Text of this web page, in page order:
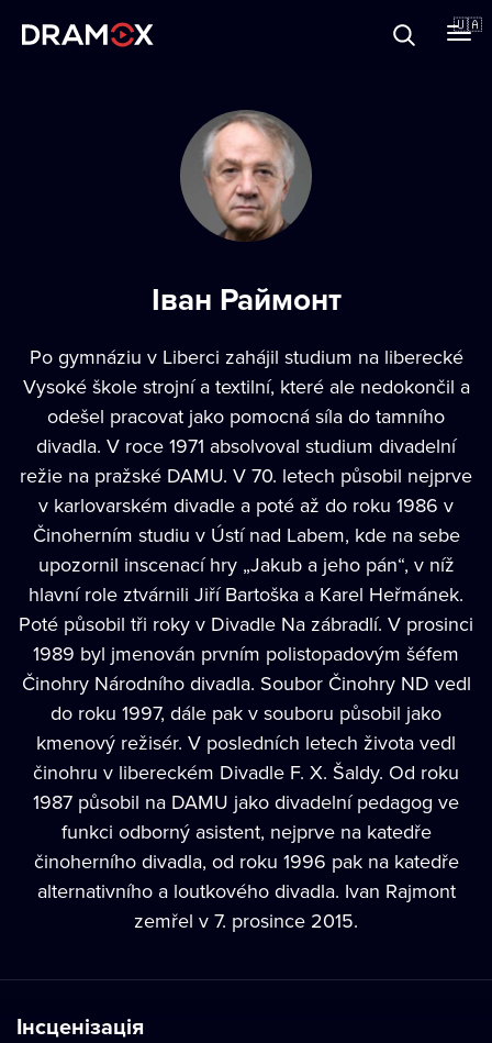
🇺🇦
Зареєструватися
Іван Раймонт
Po gymnáziu v Liberci zahájil studium na liberecké
Vysoké škole strojní a textilní, které ale nedokončil a
odešel pracovat jako pomocná síla do tamního
divadla. V roce 1971 absolvoval studium divadelní
režie na pražské DAMU. V 70. letech působil nejprve
v karlovarském divadle a poté až do roku 1986 v
Činoherním studiu v Ústí nad Labem, kde na sebe
upozornil inscenací hry „Jakub a jeho pán“, v níž
hlavní role ztvárnili Jiří Bartoška a Karel Heřmánek.
Poté působil tři roky v Divadle Na zábradlí. V prosinci
1989 byl jmenován prvním polistopadovým šéfem
Činohry Národního divadla. Soubor Činohry ND vedl
do roku 1997, dále pak v souboru působil jako
kmenový režisér. V posledních letech života vedl
činohru v libereckém Divadle F. X. Šaldy. Od roku
1987 působil na DAMU jako divadelní pedagog ve
funkci odborný asistent, nejprve na katedře
činoherního divadla, od roku 1996 pak na katedře
alternativního a loutkového divadla. Ivan Rajmont
zemřel v 7. prosince 2015.
Інсценізація